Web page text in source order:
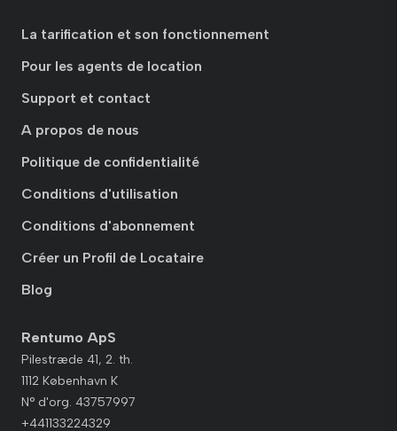
La tarification et son fonctionnement
Pour les agents de location
Support et contact
A propos de nous
Politique de confidentialité
Conditions d'utilisation
Conditions d'abonnement
Créer un Profil de Locataire
Blog
Rentumo ApS
Pilestræde 41, 2. th.
1112 København K
N° d'org. 43757997
+441133224329